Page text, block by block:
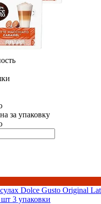
за упаковку
Dolce Gusto Original
3 упаковки